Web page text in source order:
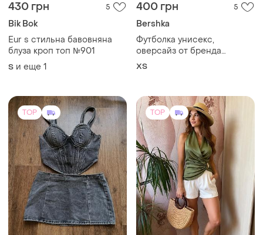
430 грн 5
Bik Bok
Eur s стильна бавовняна
блуза кроп топ №901
S и еще 1
400 грн 5
Bershka
Футболка унисекс,
оверсайз от бренда
bershka
ХS
TOP TOP